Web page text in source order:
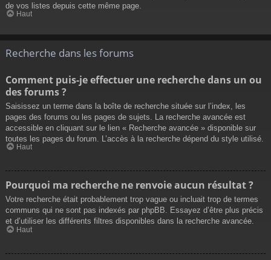
de vos listes depuis cette même page.
Haut
Recherche dans les forums
Comment puis-je effectuer une recherche dans un ou
des forums ?
Saisissez un terme dans la boîte de recherche située sur l’index, les
pages des forums ou les pages de sujets. La recherche avancée est
accessible en cliquant sur le lien « Recherche avancée » disponible sur
toutes les pages du forum. L’accès à la recherche dépend du style utilisé.
Haut
Pourquoi ma recherche ne renvoie aucun résultat ?
Votre recherche était probablement trop vague ou incluait trop de termes
communs qui ne sont pas indexés par phpBB. Essayez d’être plus précis
et d’utiliser les différents filtres disponibles dans la recherche avancée.
Haut